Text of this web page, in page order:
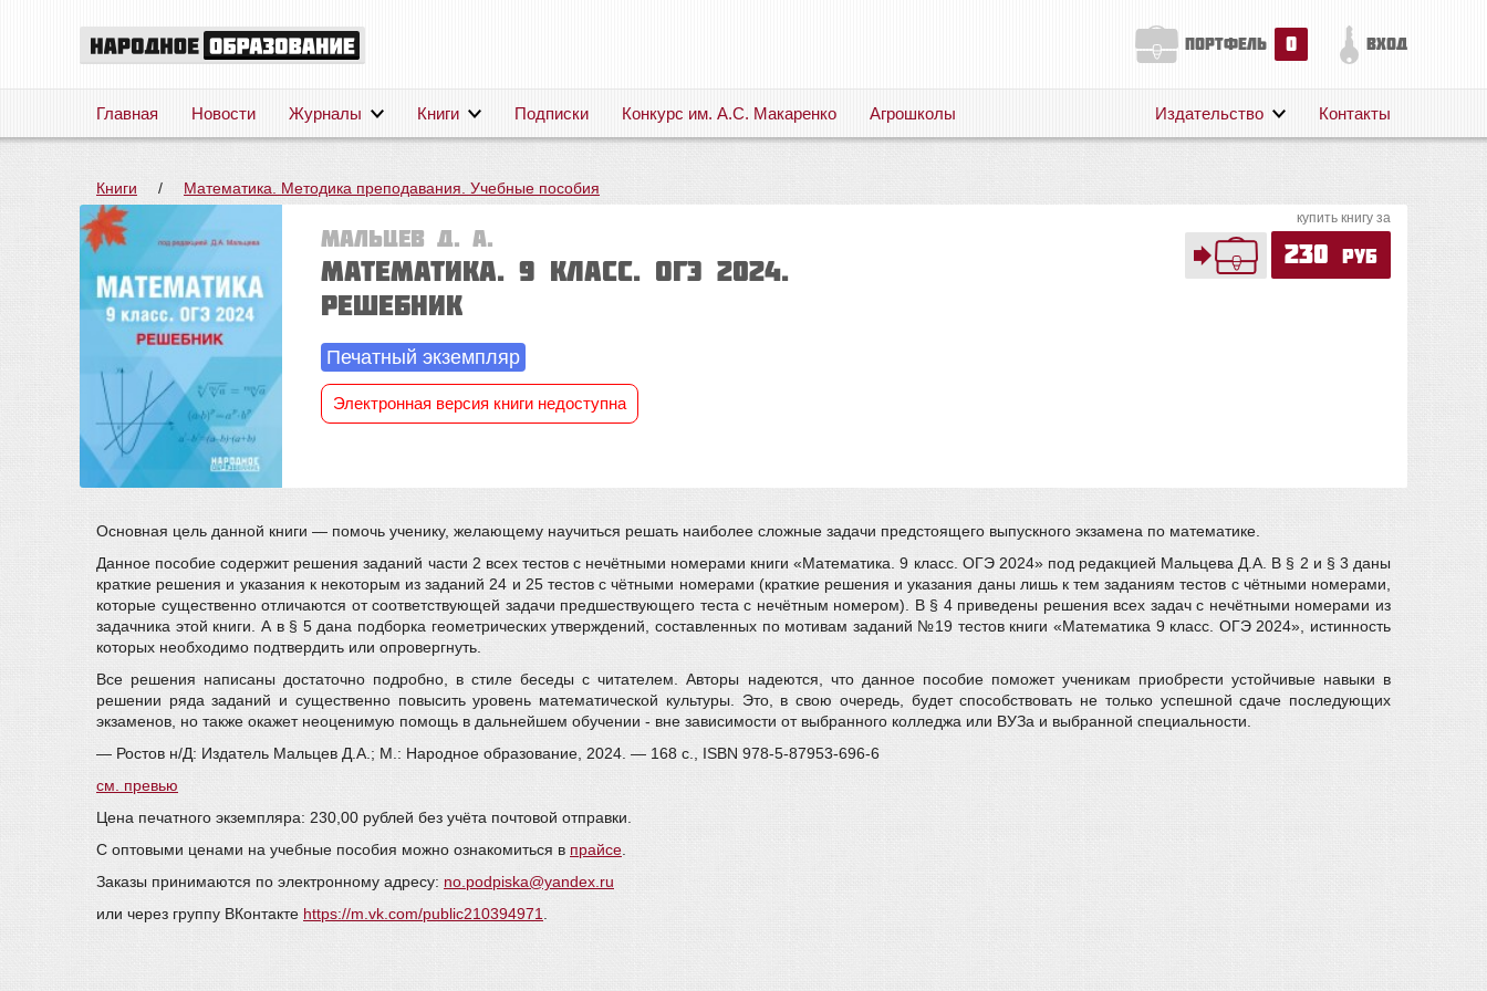
портфель 0 вход
Главная Новости Журналы Книги Подписки Конкурс им. А.С. Макаренко Агрошколы
Публикации
Издательство Контакты
Книги / Математика. Методика преподавания. Учебные пособия
Мальцев Д. А.
Математика. 9 класс. ОГЭ 2024.
Решебник
Печатный экземпляр
Электронная версия книги недоступна
купить книгу за
230 руб
Основная цель данной книги — помочь ученику, желающему научиться решать наиболее сложные задачи предстоящего выпускного экзамена по математике.
Данное пособие содержит решения заданий части 2 всех тестов с нечётными номерами книги «Математика. 9 класс. ОГЭ 2024» под редакцией Мальцева Д.А. В § 2 и § 3 даны
краткие решения и указания к некоторым из заданий 24 и 25 тестов с чётными номерами (краткие решения и указания даны лишь к тем заданиям тестов с чётными номерами,
которые существенно отличаются от соответствующей задачи предшествующего теста с нечётным номером). В § 4 приведены решения всех задач с нечётными номерами из
задачника этой книги. А в § 5 дана подборка геометрических утверждений, составленных по мотивам заданий №19 тестов книги «Математика 9 класс. ОГЭ 2024», истинность
которых необходимо подтвердить или опровергнуть.
Все решения написаны достаточно подробно, в стиле беседы с читателем. Авторы надеются, что данное пособие поможет ученикам приобрести устойчивые навыки в
решении ряда заданий и существенно повысить уровень математической культуры. Это, в свою очередь, будет способствовать не только успешной сдаче последующих
экзаменов, но также окажет неоценимую помощь в дальнейшем обучении - вне зависимости от выбранного колледжа или ВУЗа и выбранной специальности.
— Ростов н/Д: Издатель Мальцев Д.А.; М.: Народное образование, 2024. — 168 c., ISBN 978-5-87953-696-6
см. превью
Цена печатного экземпляра: 230,00 рублей без учёта почтовой отправки.
С оптовыми ценами на учебные пособия можно ознакомиться в прайсе
Заказы принимаются по электронному адресу: no.podpiska@yandex.ru
или через группу ВКонтакте https://m.vk.com/public210394971